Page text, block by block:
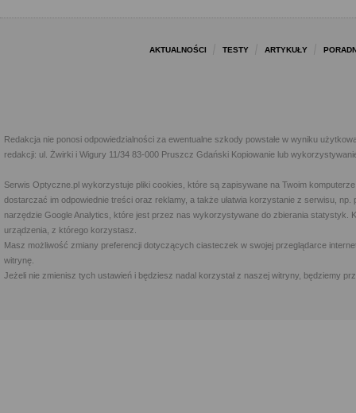
AKTUALNOŚCI TESTY ARTYKUŁY
Redakcja nie ponosi odpowiedzialności za ewentualne szkody powstałe w wyniku
redakcji: ul. Żwirki i Wigury 11/34 83-000 Pruszcz Gdański Kopiowanie lub
Serwis Optyczne.pl wykorzystuje pliki cookies, które są zapisywane na Twoim
dostarczać im odpowiednie treści oraz reklamy, a także ułatwia korzystanie z serwisu,
narzędzie Google Analytics, które jest przez nas wykorzystywane do zbierania statystyk.
urządzenia, z którego korzystasz.
Masz możliwość zmiany preferencji dotyczących ciasteczek w swojej przeglądarce
witrynę.
Jeżeli nie zmienisz tych ustawień i będziesz nadal korzystał z naszej witryny, będziemy